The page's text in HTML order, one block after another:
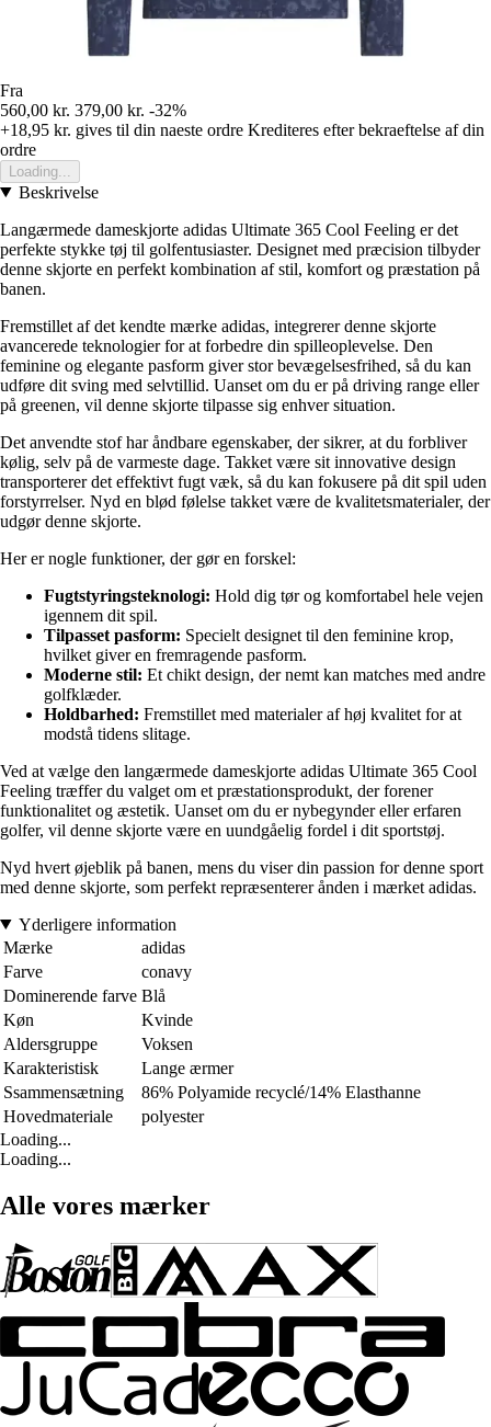
Fra
560,00 kr. 379,00 kr. -32%
+18,95 kr. gives til din naeste ordre Krediteres efter bekraeftelse af din
ordre
Loading...
Beskrivelse
Langærmede dameskjorte adidas Ultimate 365 Cool Feeling er det
perfekte stykke tøj til golfentusiaster. Designet med præcision tilbyder
denne skjorte en perfekt kombination af stil, komfort og præstation på
banen.
Fremstillet af det kendte mærke adidas, integrerer denne skjorte
avancerede teknologier for at forbedre din spilleoplevelse. Den
feminine og elegante pasform giver stor bevægelsesfrihed, så du kan
udføre dit sving med selvtillid. Uanset om du er på driving range eller
på greenen, vil denne skjorte tilpasse sig enhver situation.
Det anvendte stof har åndbare egenskaber, der sikrer, at du forbliver
kølig, selv på de varmeste dage. Takket være sit innovative design
transporterer det effektivt fugt væk, så du kan fokusere på dit spil uden
forstyrrelser. Nyd en blød følelse takket være de kvalitetsmaterialer, der
udgør denne skjorte.
Her er nogle funktioner, der gør en forskel:
Fugtstyringsteknologi: Hold dig tør og komfortabel hele vejen
igennem dit spil.
Tilpasset pasform: Specielt designet til den feminine krop,
hvilket giver en fremragende pasform.
Moderne stil: Et chikt design, der nemt kan matches med andre
golfklæder.
Holdbarhed: Fremstillet med materialer af høj kvalitet for at
modstå tidens slitage.
Ved at vælge den langærmede dameskjorte adidas Ultimate 365 Cool
Feeling træffer du valget om et præstationsprodukt, der forener
funktionalitet og æstetik. Uanset om du er nybegynder eller erfaren
golfer, vil denne skjorte være en uundgåelig fordel i dit sportstøj.
Nyd hvert øjeblik på banen, mens du viser din passion for denne sport
med denne skjorte, som perfekt repræsenterer ånden i mærket adidas.
Yderligere information
Mærke
adidas
Farve
conavy
Dominerende farve Blå
Køn
Kvinde
Aldersgruppe
Voksen
Karakteristisk
Lange ærmer
Ssammensætning
86% Polyamide recyclé/14% Elasthanne
Hovedmateriale
polyester
Loading...
Loading...
Alle vores mærker